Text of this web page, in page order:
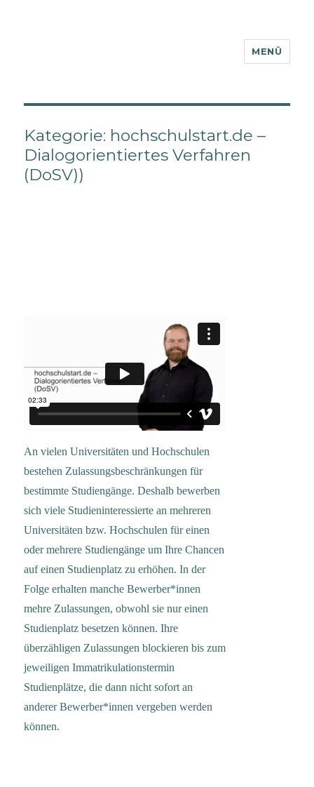
MENÜ
Kategorie: hochschulstart.de –
Dialogorientiertes Verfahren
(DoSV))
An vielen Universitäten und Hochschulen
bestehen Zulassungsbeschränkungen für
bestimmte Studiengänge. Deshalb bewerben
sich viele Studieninteressierte an mehreren
Universitäten bzw. Hochschulen für einen
oder mehrere Studiengänge um Ihre Chancen
auf einen Studienplatz zu erhöhen. In der
Folge erhalten manche Bewerber*innen
mehre Zulassungen, obwohl sie nur einen
Studienplatz besetzen können. Ihre
überzähligen Zulassungen blockieren bis zum
jeweiligen Immatrikulationstermin
Studienplätze, die dann nicht sofort an
anderer Bewerber*innen vergeben werden
können.